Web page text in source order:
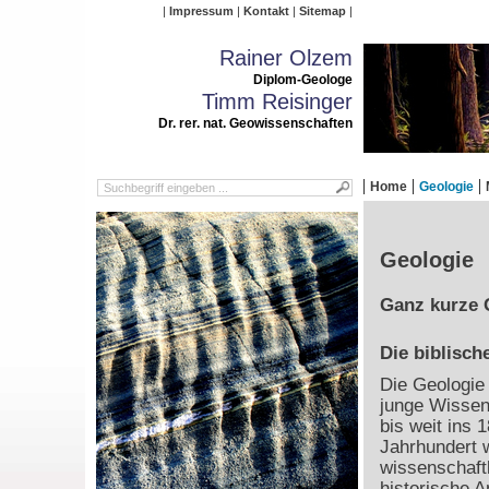
Impressum Kontakt Sitemap
Rainer Olzem
Diplom-Geologe
Timm Reisinger
Dr. rer. nat. Geowissenschaften
Home Geologie
Geologie
Ganz kurze
Die
Die
junge
bis weit ins
Jahrhundert